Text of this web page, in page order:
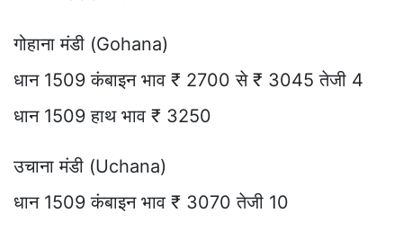
गोहाना मंडी (Gohana)
धान 1509 कंबाइन भाव ₹ 2700 से ₹ 3045 तेजी 4
धान 1509 हाथ भाव ₹ 3250
उचाना मंडी (Uchana)
धान 1509 कंबाइन भाव ₹ 3070 तेजी 10